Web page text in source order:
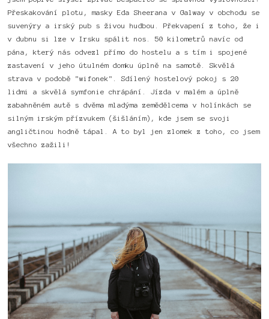
Přeskakování plotu, masky Eda Sheerana v Galway v obchodu se
suvenýry a irský pub s živou hudbou. Překvapení z toho, že i
v dubnu si lze v Irsku spálit nos. 50 kilometrů navíc od
pána, který nás odvezl přímo do hostelu a s tím i spojené
zastavení v jeho útulném domku úplně na samotě. Skvělá
strava v podobě "wifonek". Sdílený hostelový pokoj s 20
lidmi a skvělá symfonie chrápání. Jízda v malém a úplně
zabahněném autě s dvěma mladýma zemědělcema v holínkách se
silným irským přízvukem (šišláním), kde jsem se svoji
angličtinou hodně tápal. A to byl jen zlomek z toho, co jsem
všechno zažili!